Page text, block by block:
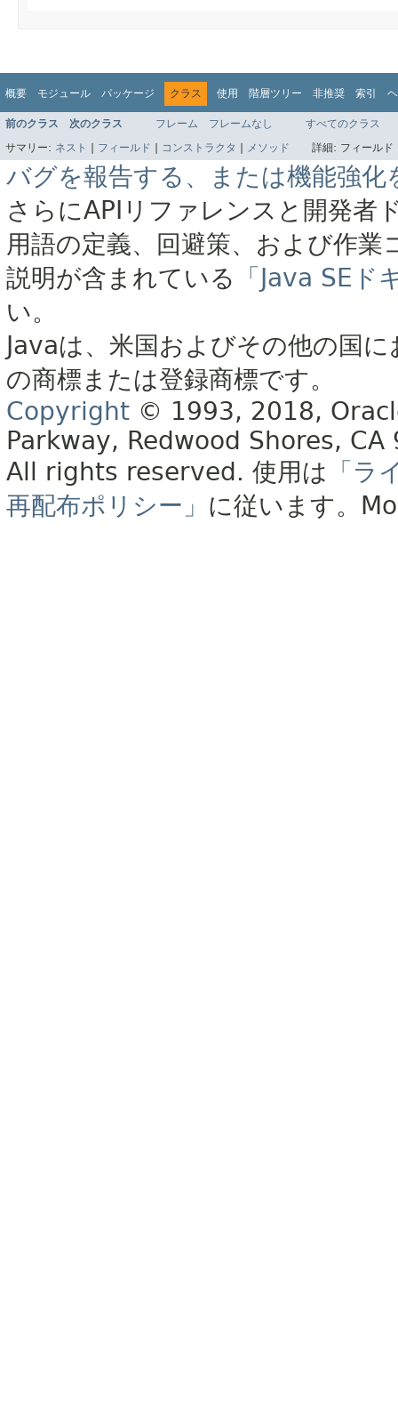
概要 モジュール パッケージ クラス 使用 階層ツリー 非推奨 索引
前のクラス 次のクラス フレーム フレームなし
すべてのクラス
サマリー: ネスト | フィールド | コンストラクタ | メソッド 詳細: フィール
バグを報告する、または機能強化
さらにAPIリファレンスと開発者
用語の定義、回避策、および作
説明が含まれている
「Java SE
い。
Javaは、米国およびその他の国
の商標または登録商標です。
Copyright © 1993, 2018,
Parkway, Redwood Shores, CA
All rights reserved. 使用は 「ラ
再配布ポリシー」 に従います。